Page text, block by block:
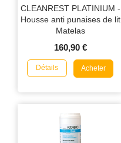
CLEANREST PLATINIUM -
Housse anti punaises de lit
Matelas
160,90 €
Détails Acheter